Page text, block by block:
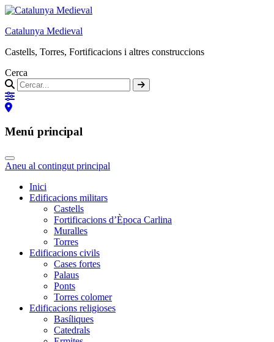
Catalunya Medieval
Castells, Torres, Fortificacions i altres construccions
Cerca
Menú principal
Aneu al contingut principal
Inici
Edificacions militars
Castells
Fortificacions d’Època Carlina
Muralles
Torres
Edificacions civils
Cases fortes
Palaus
Ponts
Torres colomer
Edificacions religioses
Basíliques
Catedrals